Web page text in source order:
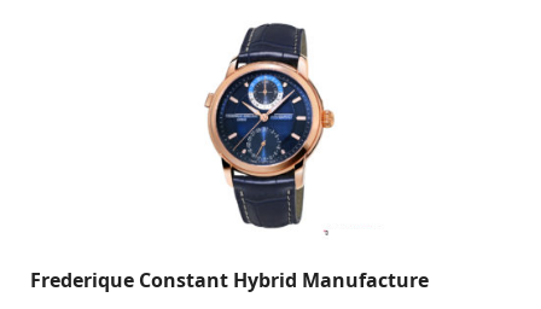
Frederique Constant Hybrid Manufacture